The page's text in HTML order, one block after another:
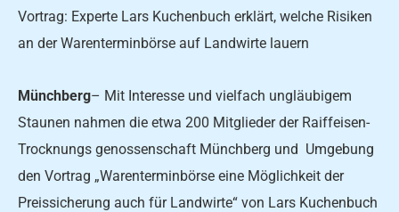
Vortrag: Experte Lars Kuchenbuch erklärt, welche Risiken
an der Warenterminbörse auf Landwirte lauern
Münchberg– Mit Interesse und vielfach ungläubigem
Staunen nahmen die etwa 200 Mitglie­der der Raiffeisen-
Trocknungs­ genossenschaft Münchberg und Umgebung
den Vortrag „Warenterminbörse eine Möglichkeit der
Preissicherung auch für Landwirte“ von Lars Kuchenbuch